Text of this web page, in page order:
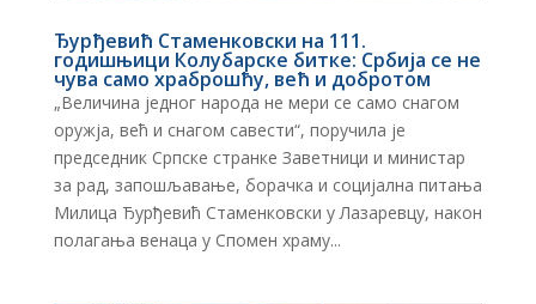
Ђурђевић Стаменковски на 111.
годишњици Колубарске битке: Србија се не
чува само храброшћу, већ и добротом
„Величина једног народа не мери се само снагом
оружја, већ и снагом савести“, поручила је
председник Српске странке Заветници и министар
за рад, запошљавање, борачка и социјална питања
Милица Ђурђевић Стаменковски у Лазаревцу, након
полагања венаца у Спомен храму...